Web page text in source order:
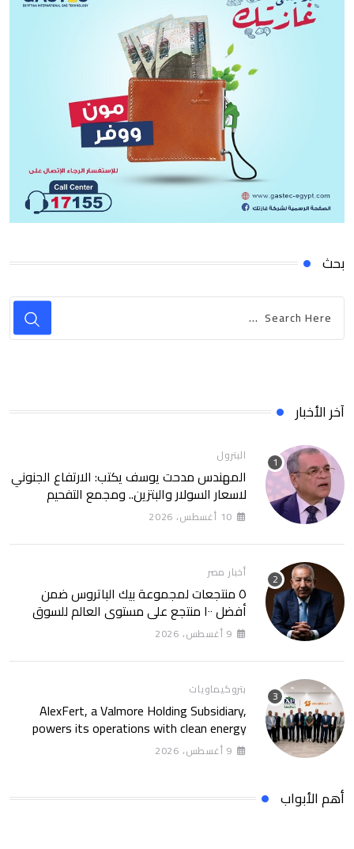
بحث
آخر الأخبار
البترول
المهندس مدحت يوسف يكتب: الارتفاع الجنوني
لاسعار السولار والبتزين.. ومجمع التفحيم
للمازوت بشركة السويس
10 أغسطس، 2026
أخبار مصر
٥ منتجعات لمجموعة بيك الباتروس ضمن
أفضل ١٠٠ منتجع على مستوى العالم للسوق
الروسى
9 أغسطس، 2026
بتروكيماويات
AlexFert, a Valmore Holding Subsidiary,
powers its operations with clean energy
through a 30-year partnership with
SolarizEgypt
9 أغسطس، 2026
أهم الأبواب